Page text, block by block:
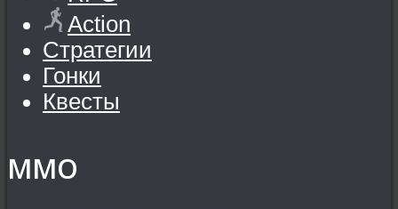
Action
Стратегии
Гонки
Квесты
MMO